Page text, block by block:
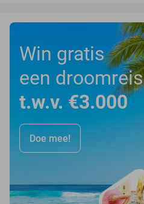
Win gratis
een droomreis
t.w.v. €3.000
Doe mee!